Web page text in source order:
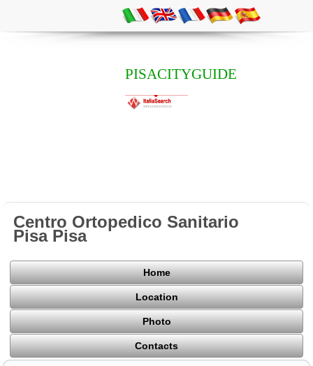
PISACITYGUIDE
Centro Ortopedico Sanitario
Pisa Pisa
Home
Location
Photo
Contacts